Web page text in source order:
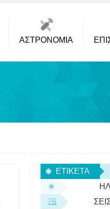
ΑΣΤΡΟΝΟΜΊΑ
ΕΤΙΚΈΤΑ